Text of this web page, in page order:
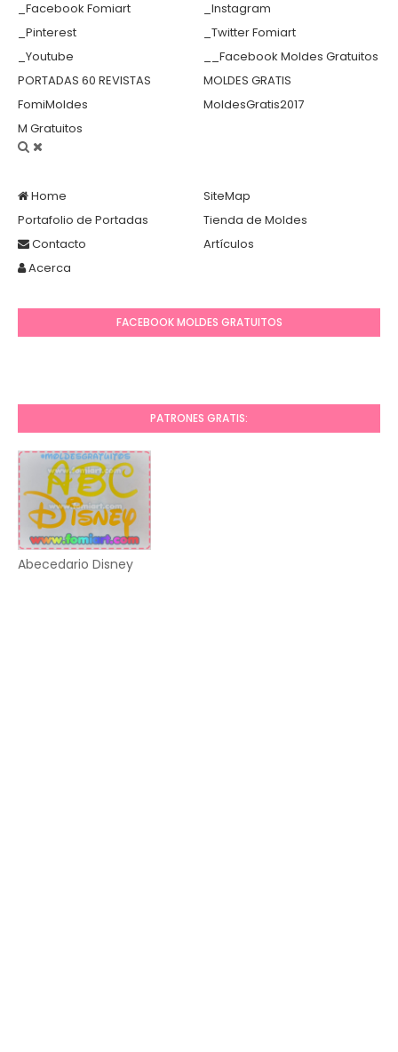
_Facebook Fomiart
_Instagram
_Pinterest
_Twitter Fomiart
_Youtube
__Facebook Moldes Gratuitos
PORTADAS 60 REVISTAS
MOLDES GRATIS
FomiMoldes
MoldesGratis2017
M Gratuitos
Home
SiteMap
Portafolio de Portadas
Tienda de Moldes
Contacto
Artículos
Acerca
FACEBOOK MOLDES GRATUITOS
PATRONES GRATIS:
Abecedario Disney